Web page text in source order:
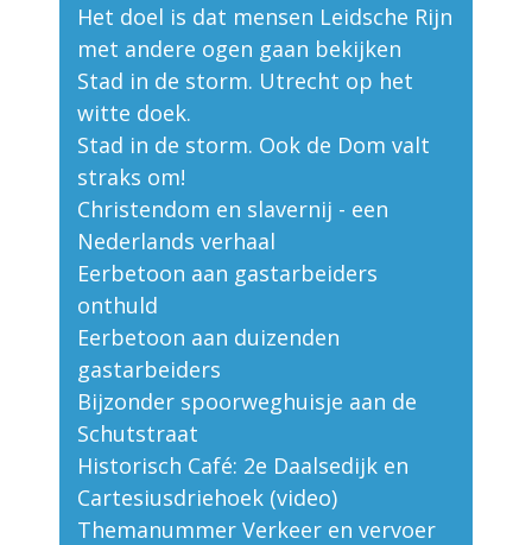
Het doel is dat mensen Leidsche Rijn
met andere ogen gaan bekijken
Stad in de storm. Utrecht op het
witte doek.
Stad in de storm. Ook de Dom valt
straks om!
Christendom en slavernij - een
Nederlands verhaal
Eerbetoon aan gastarbeiders
onthuld
Eerbetoon aan duizenden
gastarbeiders
Bijzonder spoorweghuisje aan de
Schutstraat
Historisch Café: 2e Daalsedijk en
Cartesiusdriehoek (video)
Themanummer Verkeer en vervoer